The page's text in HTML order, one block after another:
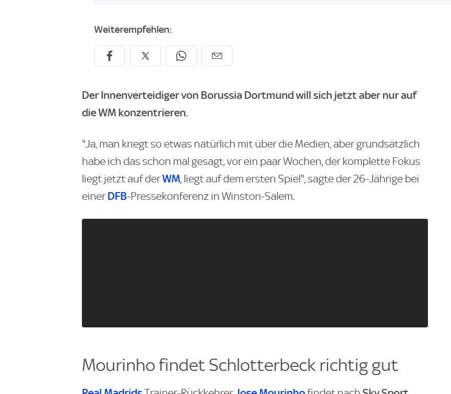
Weiterempfehlen:
Der Innenverteidiger von Borussia Dortmund will sich jetzt aber nur auf
die WM konzentrieren.
"Ja, man kriegt so etwas natürlich mit über die Medien, aber grundsätzlich
habe ich das schon mal gesagt, vor ein paar Wochen, der komplette Fokus
liegt jetzt auf derWM, liegt auf dem ersten Spiel", sagte der 26-Jährige bei
einerDFB-Pressekonferenz in Winston-Salem.
Mourinho findet Schlotterbeck richtig gut